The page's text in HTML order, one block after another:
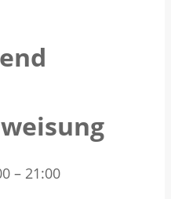
– 21:00